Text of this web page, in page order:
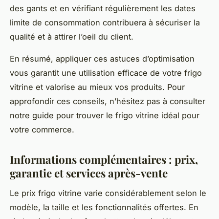
des gants et en vérifiant régulièrement les dates
limite de consommation contribuera à sécuriser la
qualité et à attirer l’oeil du client.
En résumé, appliquer ces astuces d’optimisation
vous garantit une utilisation efficace de votre frigo
vitrine et valorise au mieux vos produits. Pour
approfondir ces conseils, n’hésitez pas à consulter
notre guide pour trouver le frigo vitrine idéal pour
votre commerce.
Informations complémentaires : prix,
garantie et services après-vente
Le prix frigo vitrine varie considérablement selon le
modèle, la taille et les fonctionnalités offertes. En